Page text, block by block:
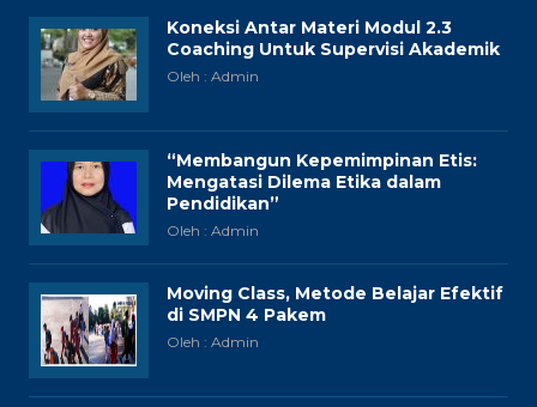
Koneksi Antar Materi Modul 2.3
Coaching Untuk Supervisi Akademik
Oleh : Admin
“Membangun Kepemimpinan Etis:
Mengatasi Dilema Etika dalam
Pendidikan”
Oleh : Admin
Moving Class, Metode Belajar Efektif
di SMPN 4 Pakem
Oleh : Admin